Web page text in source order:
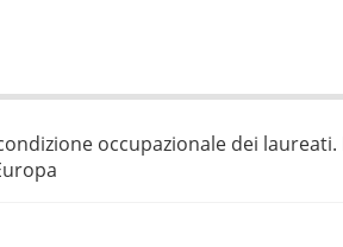
occupazionale dei